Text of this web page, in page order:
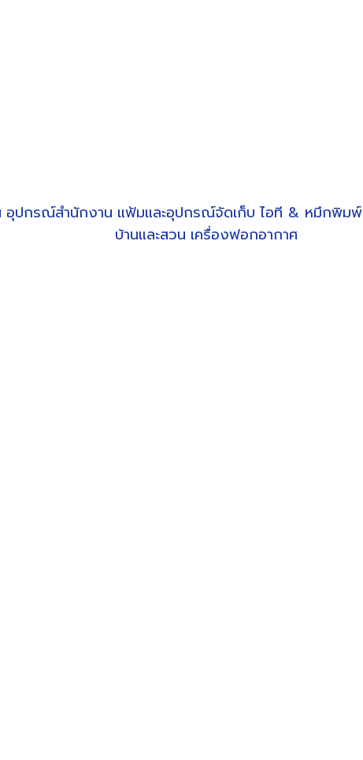
อุปกรณ์สำนักงาน แฟ้มและอุปกรณ์จัดเก็บ ไอที & หมึกพิมพ์
บ้านและสวน เครื่องฟอกอากาศ